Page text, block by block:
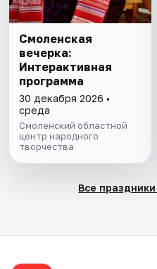
Смоленская
вечерка:
Интерактивная
программа
30 декабря 2026 •
среда
Смоленский областной
центр народного
творчества
Все